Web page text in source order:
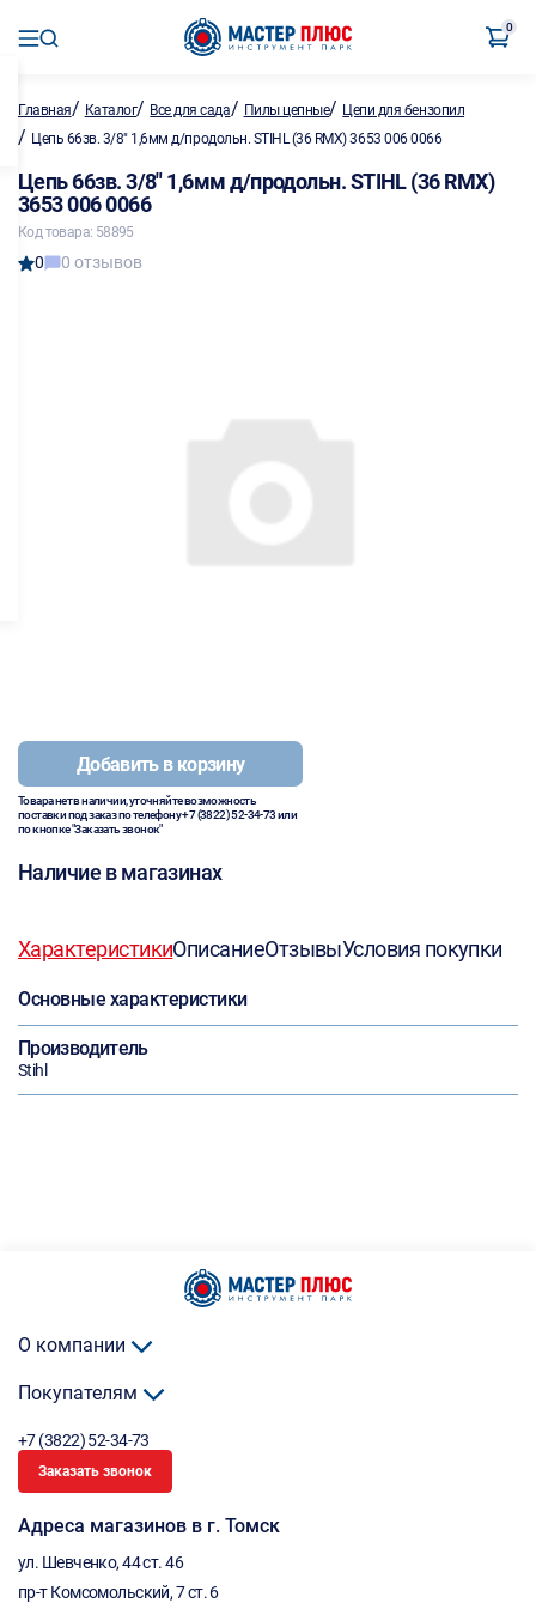
0
Главная/ Каталог/ Все для сада/ Пилы цепные/ Цепи для бензопил
/ Цепь 66зв. 3/8" 1,6мм д/продольн. STIHL (36 RMX) 3653 006 0066
Цепь 66зв. 3/8" 1,6мм д/продольн. STIHL (36 RMX)
3653 006 0066
Код товара: 58895
0 0 отзывов
Добавить в корзину
Товара нет в наличии, уточняйте возможность
поставки под заказ по телефону+7 (3822) 52-34-73или
по кнопке "Заказать звонок"
Наличие в магазинах
ХарактеристикиОписаниеОтзывыУсловия покупки
Основные характеристики
Производитель
Stihl
О компании
Покупателям
+7 (3822) 52-34-73
Заказать звонок
Адреса магазинов в г. Томск
ул. Шевченко, 44 ст. 46
пр-т Комсомольский, 7 ст. 6